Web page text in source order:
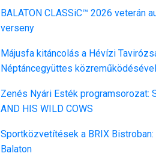
BALATON CLASSiC™ 2026 veterán
verseny
Májusfa kitáncolás a Hévízi
Néptáncegyüttes közreműködésével
Zenés Nyári Esték programsorozat:
AND HIS WILD COWS
Sportközvetítések a BRIX
Balaton